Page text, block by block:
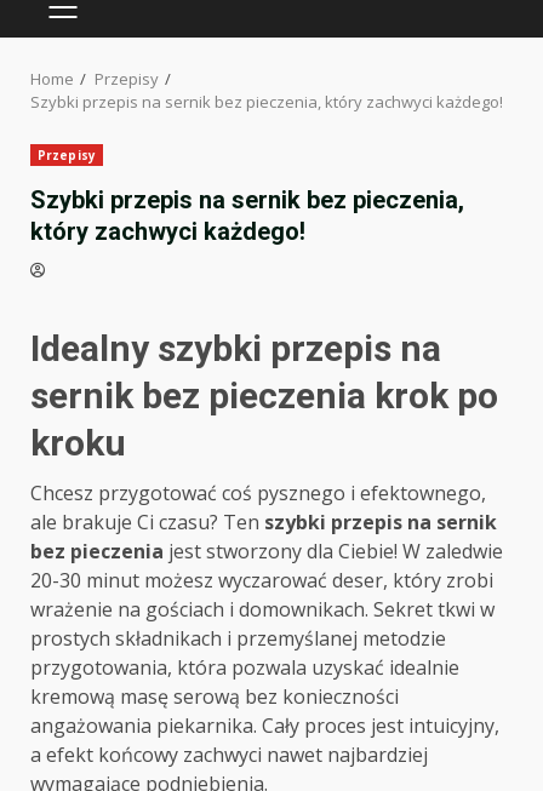
PRIMARY
Home
Przepisy
Szybki przepis na sernik bez pieczenia, który zachwyci każdego!
Przepisy
Szybki przepis na sernik bez pieczenia,
który zachwyci każdego!
Idealny szybki przepis na
sernik bez pieczenia krok po
kroku
Chcesz przygotować coś pysznego i efektownego,
ale brakuje Ci czasu? Ten szybki przepis na sernik
bez pieczenia jest stworzony dla Ciebie! W zaledwie
20-30 minut możesz wyczarować deser, który zrobi
wrażenie na gościach i domownikach. Sekret tkwi w
prostych składnikach i przemyślanej metodzie
przygotowania, która pozwala uzyskać idealnie
kremową masę serową bez konieczności
angażowania piekarnika. Cały proces jest intuicyjny,
a efekt końcowy zachwyci nawet najbardziej
wymagające podniebienia.